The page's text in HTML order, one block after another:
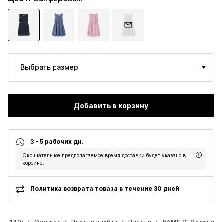
Выбрать размер
Добавить в корзину
3 - 5 рабочих дн.
Окончательное предполагаемое время доставки будет указано в
корзине.
Политика возврата товара в течение 30 дней